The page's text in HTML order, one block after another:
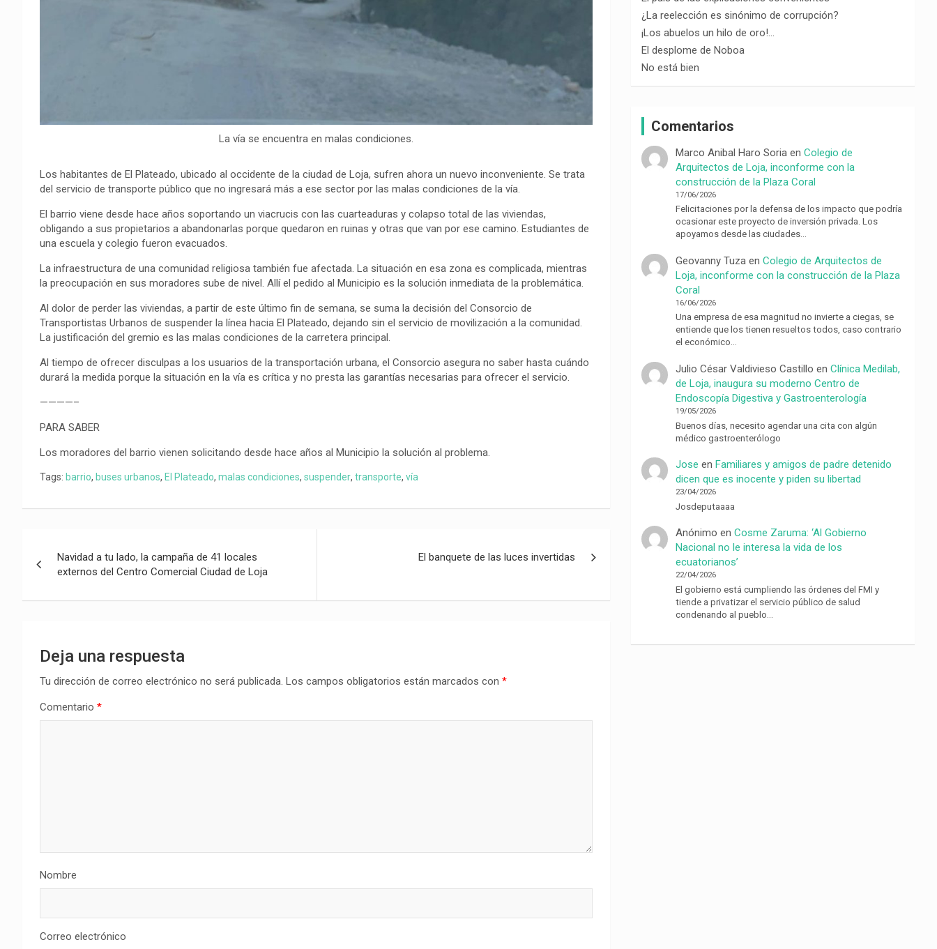
La vía se encuentra en malas condiciones.
Los habitantes de El Plateado, ubicado al occidente de la ciudad de Loja, sufren ahora un nuevo inconveniente. Se trata
del servicio de transporte público que no ingresará más a ese sector por las malas condiciones de la vía.
El barrio viene desde hace años soportando un viacrucis con las cuarteaduras y colapso total de las viviendas,
obligando a sus propietarios a abandonarlas porque quedaron en ruinas y otras que van por ese camino. Estudiantes de
una escuela y colegio fueron evacuados.
La infraestructura de una comunidad religiosa también fue afectada. La situación en esa zona es complicada, mientras
la preocupación en sus moradores sube de nivel. Allí el pedido al Municipio es la solución inmediata de la problemática.
Al dolor de perder las viviendas, a partir de este último fin de semana, se suma la decisión del Consorcio de
Transportistas Urbanos de suspender la línea hacia El Plateado, dejando sin el servicio de movilización a la comunidad.
La justificación del gremio es las malas condiciones de la carretera principal.
Al tiempo de ofrecer disculpas a los usuarios de la transportación urbana, el Consorcio asegura no saber hasta cuándo
durará la medida porque la situación en la vía es crítica y no presta las garantías necesarias para ofrecer el servicio.
————–
PARA SABER
Los moradores del barrio vienen solicitando desde hace años al Municipio la solución al problema.
Tags: barrio, buses urbanos, El Plateado, malas condiciones, suspender, transporte, vía
de
entradas
Navidad a tu lado, la campaña de 41 locales
externos del Centro Comercial Ciudad de Loja
El banquete de las luces invertidas
Deja una respuesta
Tu dirección de correo electrónico no será publicada. Los campos obligatorios están marcados con *
Comentario *
Nombre
Correo electrónico
¿La reelección es sinónimo de corrupción?
¡Los abuelos un hilo de oro!…
El desplome de Noboa
No está bien
Comentarios
Marco Anibal Haro Soria enColegio de
Arquitectos de Loja, inconforme con la
construcción de la Plaza Coral
17/06/2026
Felicitaciones por la defensa de los impacto que podría
ocasionar este proyecto de inversión privada. Los
apoyamos desde las ciudades…
Geovanny Tuza enColegio de Arquitectos de
Loja, inconforme con la construcción de la Plaza
Coral
16/06/2026
Una empresa de esa magnitud no invierte a ciegas, se
entiende que los tienen resueltos todos, caso contrario
el económico…
Julio César Valdivieso Castillo enClínica Medilab,
de Loja, inaugura su moderno Centro de
Endoscopía Digestiva y Gastroenterología
19/05/2026
Buenos días, necesito agendar una cita con algún
médico gastroenterólogo
Jose enFamiliares y amigos de padre detenido
dicen que es inocente y piden su libertad
23/04/2026
Josdeputaaaa
Anónimo enCosme Zaruma: ‘Al Gobierno
Nacional no le interesa la vida de los
ecuatorianos’
22/04/2026
El gobierno está cumpliendo las órdenes del FMI y
tiende a privatizar el servicio público de salud
condenando al pueblo…